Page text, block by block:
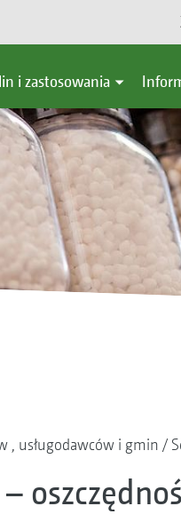
i zastosowania
, usługodawców i gmin